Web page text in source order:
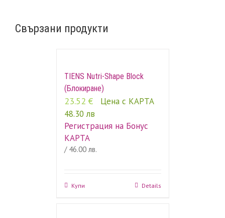
Свързани продукти
TIENS Nutri-Shape Block
(Блокиране)
23.52 €
Цена с КАРТА
48.30 лв
Регистрация на Бонус
КАРТА
/ 46.00 лв.
Купи Details